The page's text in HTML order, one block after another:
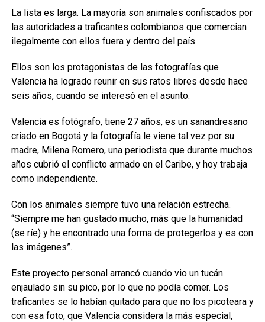
La lista es larga. La mayoría son animales confiscados por
las autoridades a traficantes colombianos que comercian
ilegalmente con ellos fuera y dentro del país.
Ellos son los protagonistas de las fotografías que
Valencia ha logrado reunir en sus ratos libres desde hace
seis años, cuando se interesó en el asunto.
Valencia es fotógrafo, tiene 27 años, es un sanandresano
criado en Bogotá y la fotografía le viene tal vez por su
madre, Milena Romero, una periodista que durante muchos
años cubrió el conflicto armado en el Caribe, y hoy trabaja
como independiente.
Con los animales siempre tuvo una relación estrecha.
“Siempre me han gustado mucho, más que la humanidad
(se ríe) y he encontrado una forma de protegerlos y es con
las imágenes”.
Este proyecto personal arrancó cuando vio un tucán
enjaulado sin su pico, por lo que no podía comer. Los
traficantes se lo habían quitado para que no los picoteara y
con esa foto, que Valencia considera la más especial,